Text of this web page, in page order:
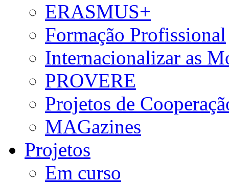
ERASMUS+
Formação Profissional
Internacionalizar as
PROVERE
Projetos de
MAGazines
Projetos
Em curso